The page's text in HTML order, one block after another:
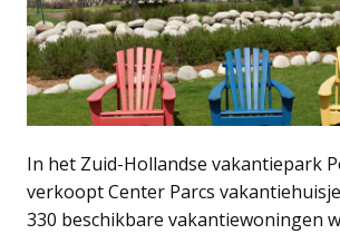
In het Zuid-Hollandse vakantiepark
verkoopt Center Parcs
330 beschikbare vakantiewoningen